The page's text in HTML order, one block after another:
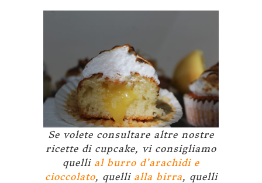
Se volete consultare altre nostre
ricette di cupcake, vi consigliamo
quelli al burro d’arachidi e
cioccolato, quelli alla birra, quelli